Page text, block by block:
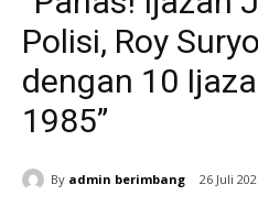
Polisi, Roy
dengan 10
1985”
By admin berimbang 26 Juli